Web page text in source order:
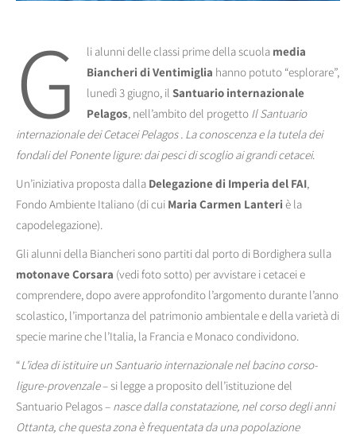
G li alunni delle classi prime della scuola media
Biancheri di Ventimiglia hanno potuto “esplorare”,
lunedì 3 giugno, il Santuario internazionale
Pelagos, nell’ambito del progetto Il Santuario
internazionale dei Cetacei Pelagos . La conoscenza e la tutela dei
fondali del Ponente ligure: dai pesci di scoglio ai grandi cetacei.
Un’iniziativa proposta dalla Delegazione di Imperia del FAI,
Fondo Ambiente Italiano (di cui Maria Carmen Lanteri è la
capodelegazione).
Gli alunni della Biancheri sono partiti dal porto di Bordighera sulla
motonave Corsara (vedi foto sotto) per avvistare i cetacei e
comprendere, dopo avere approfondito l’argomento durante l’anno
scolastico, l’importanza del patrimonio ambientale e della varietà di
specie marine che l’Italia, la Francia e Monaco condividono.
“L’idea di istituire un Santuario internazionale nel bacino corso-
ligure-provenzale– si legge a proposito dell’istituzione del
Santuario Pelagos – nasce dalla constatazione, nel corso degli anni
Ottanta, che questa zona è frequentata da una popolazione